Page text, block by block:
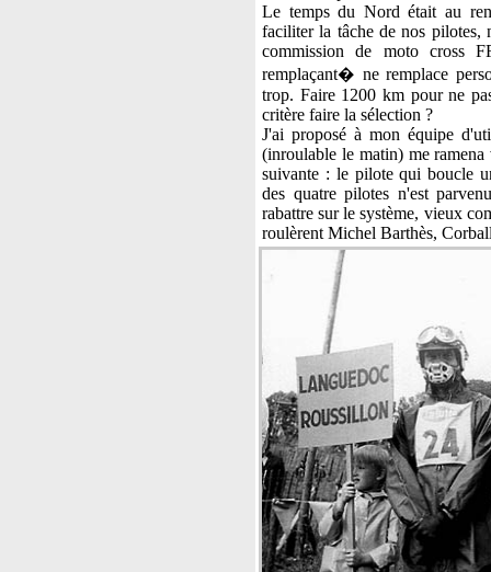
Le temps du Nord était au
faciliter la tâche de nos pilotes,
commission de moto cross
remplaçant� ne remplace
trop. Faire 1200 km pour ne
critère faire la sélection ?
J'ai proposé à mon équipe
(inroulable le matin) me
suivante : le pilote qui boucle
des quatre pilotes n'est
rabattre sur le système, vieux
roulèrent Michel Barthès,